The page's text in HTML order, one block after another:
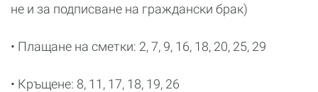
не и за подписване на граждански брак)
• Плащане на сметки: 2, 7, 9, 16, 18, 20, 25, 29
• Кръщене: 8, 11, 17, 18, 19, 26